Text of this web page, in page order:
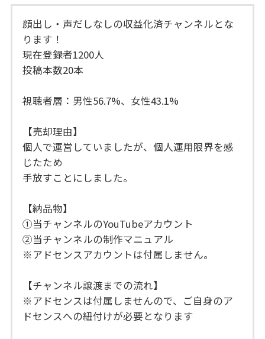
顔出し・声だしなしの収益化済チャンネルとな
ります！
現在登録者1200人
投稿本数20本
視聴者層：男性56.7%、女性43.1%
【売却理由】
個人で運営していましたが、個人運用限界を感
じたため
手放すことにしました。
【納品物】
①当チャンネルのYouTubeアカウント
②当チャンネルの制作マニュアル
※アドセンスアカウントは付属しません。
【チャンネル譲渡までの流れ】
※アドセンスは付属しませんので、ご自身のア
ドセンスへの紐付けが必要となります